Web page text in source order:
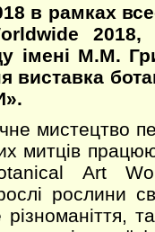
в рамках
2018,
імені М.М.
виставка
мистецтво
митців
Art
рослини